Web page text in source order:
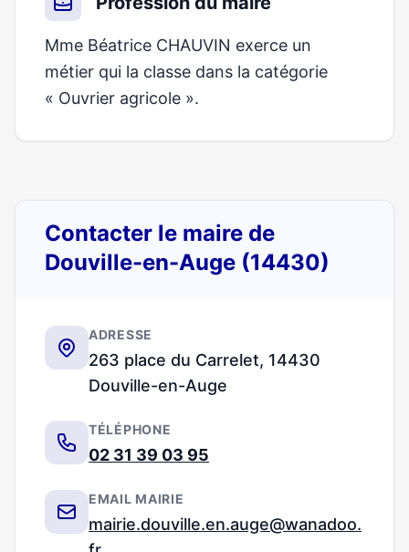
Mme Béatrice CHAUVIN exerce un
métier qui la classe dans la catégorie
« Ouvrier agricole ».
Contacter le maire de
Douville-en-Auge (14430)
ADRESSE
263 place du Carrelet, 14430
Douville-en-Auge
TÉLÉPHONE
02 31 39 03 95
EMAIL MAIRIE
mairie.douville.en.auge@wanadoo.